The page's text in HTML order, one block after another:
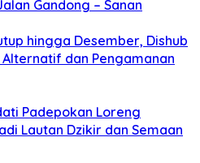
Gandong – Sanan
hingga Desember, Dishub
dan Pengamanan
Padepokan Loreng
Lautan Dzikir dan Semaan